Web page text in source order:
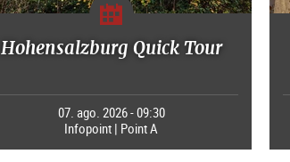
Hohensalzburg Quick Tour
07. ago. 2026 - 09:30
Infopoint | Point A